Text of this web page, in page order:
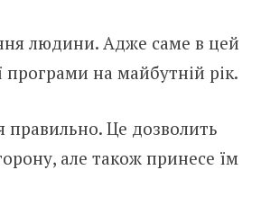
людини. Адже саме в цей
на майбутній рік.
Це дозволить
але також принесе їм